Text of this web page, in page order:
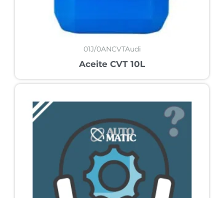
01J/0ANCVTAudi
Aceite CVT 10L